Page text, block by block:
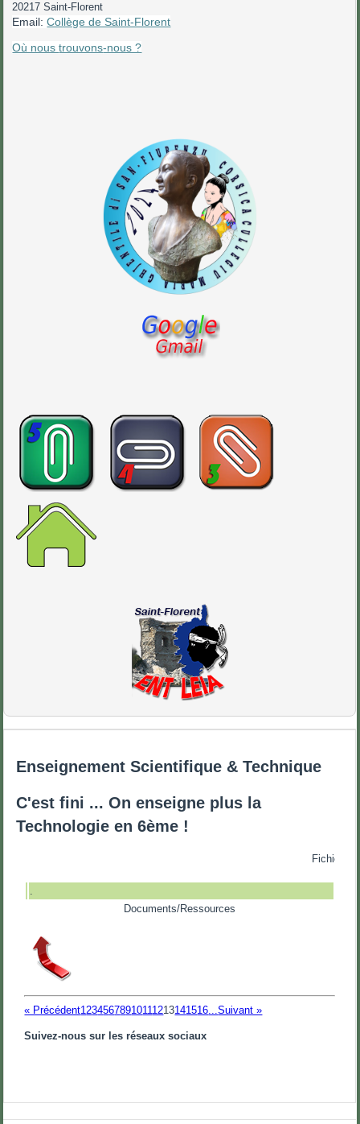
20217 Saint-Florent
Email:Collège de Saint-Florent
Où noustrouvons-nous ?
Enseignement Scientifique & Technique
C'est fini ... On enseigne plus la
Technologie en 6ème !
Fichiers à
Documents/Ressources
.
« Précédent1 234567891011 1213141516 ...Suivant »
Suivez-nous sur les réseaux sociaux